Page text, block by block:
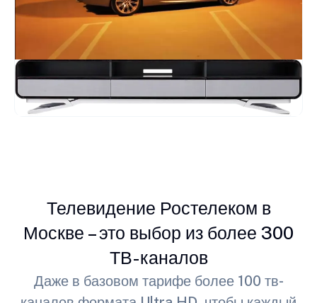
Телевидение Ростелеком в
Москве – это выбор из более 300
ТВ-каналов
Даже в базовом тарифе более 100 тв-